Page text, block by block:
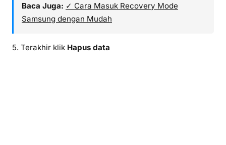
Baca Juga: ✓ Cara Masuk Recovery Mode
Samsung dengan Mudah
5. Terakhir klik Hapus data